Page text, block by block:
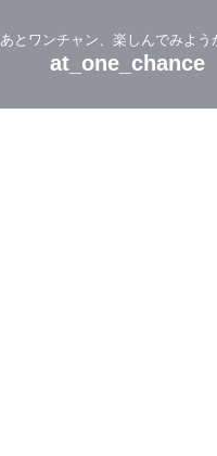
あとワンチャン、楽しんでみよう
at_one_chance